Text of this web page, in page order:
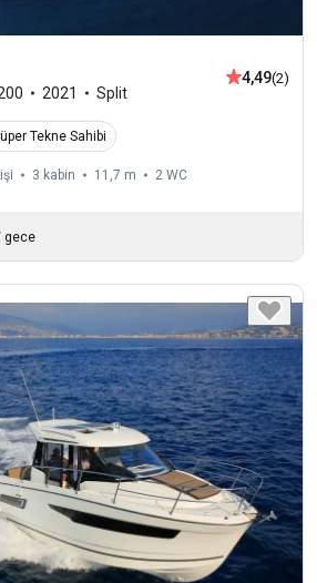
2021 Split
4,49(2)
Tekne Sahibi
3 kabin 11,7 m 2 WC
gece